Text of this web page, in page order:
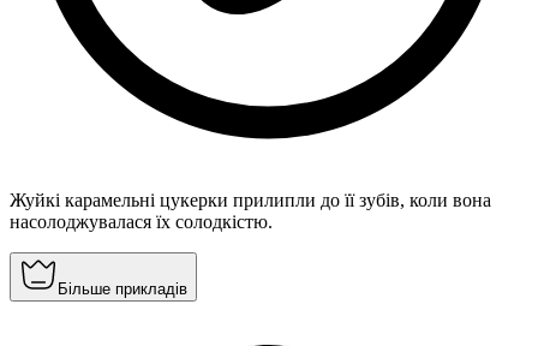
Жуйкі карамельні цукерки прилипли до її зубів, коли вона
насолоджувалася їх солодкістю.
Більше прикладів